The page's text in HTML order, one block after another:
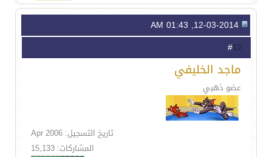
12
ماجد الخليفي
عضو ذهبي
تاريخ التسجيل: Apr 2006
المشاركات: 15,133